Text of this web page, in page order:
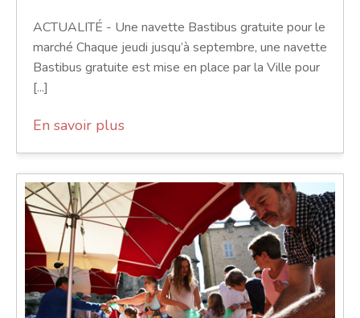
ACTUALITÉ - Une navette Bastibus gratuite pour le
marché Chaque jeudi jusqu’à septembre, une navette
Bastibus gratuite est mise en place par la Ville pour
[...]
En savoir plus